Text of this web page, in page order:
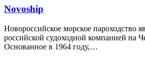
Novoship
Новороссийское морское пароходство
российской судоходной компанией на
Основанное в 1964 году,…